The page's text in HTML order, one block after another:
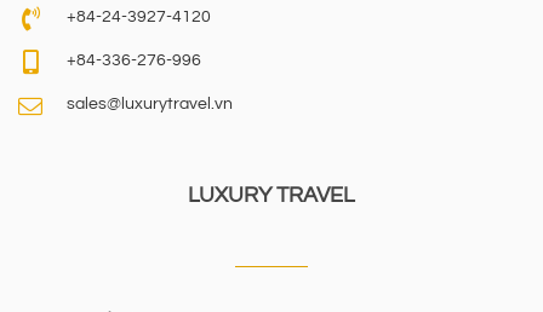
+84-24-3927-4120
+84-336-276-996
sales@luxurytravel.vn
LUXURY TRAVEL